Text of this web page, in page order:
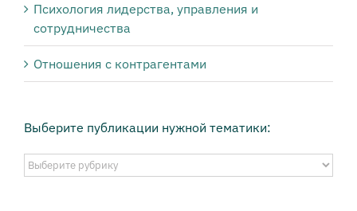
Психология лидерства, управления и
сотрудничества
Отношения с контрагентами
Выберите публикации нужной тематики:
Выберите
публикации